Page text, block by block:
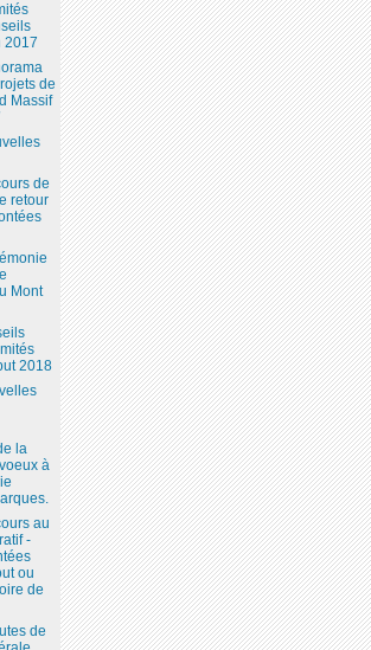
2017
de
Massif
de
retour
Mont
2018
la
à
au
-
ou
de
de